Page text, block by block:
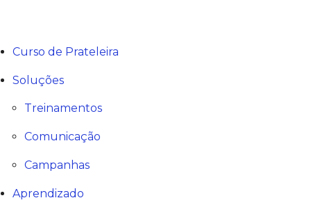
Curso de Prateleira
Soluções
Treinamentos
Comunicação
Campanhas
Aprendizado